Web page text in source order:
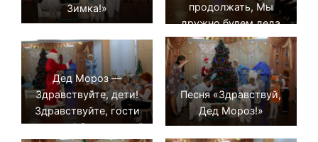
Зимка!»
продолжать, Мы
дружно будем деда
звать.
Дед Мороз —
Здравствуйте, дети!
Здравствуйте, гости
дорогие! Я — веселый
Песня «Здравствуй,
Дед Мороз!»